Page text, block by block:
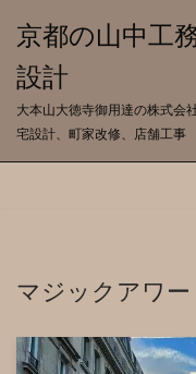
ン
テ
ン
京都の山中工
設計
大本山大徳寺御用達の株式
宅設計、町家改修、店舗工
マジックアワー